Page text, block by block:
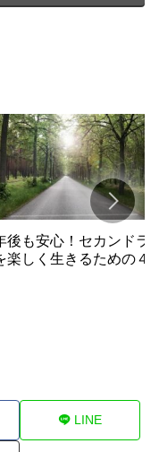
後も安心！セカンドラ
楽しく生きるための４
LINE